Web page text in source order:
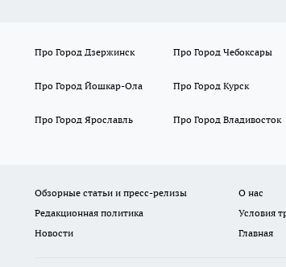
Про Город Дзержинск Про Город Чебоксары
Про Город Йошкар-Ола Про Город Курск
Про Город Ярославль Про Город Владивосток
Обзорные статьи и пресс-релизы О нас
Редакционная политика
Условия
Новости
Главная